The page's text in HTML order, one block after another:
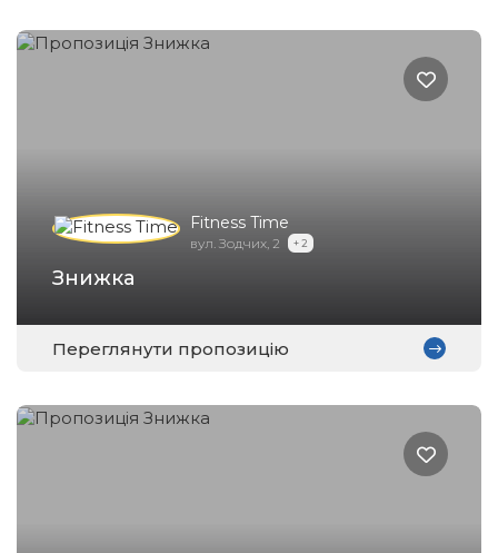
Fitness Time
вул. Зодчих, 2 + 2
Знижка
Переглянути пропозицію
Зареєструватися